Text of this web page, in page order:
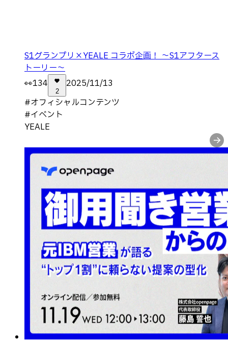
S1グランプリ×YEALE コラボ企画！ ～S1アフタース
トーリー～
👀134
2
2025/11/13
#オフィシャルコンテンツ
#イベント
YEALE